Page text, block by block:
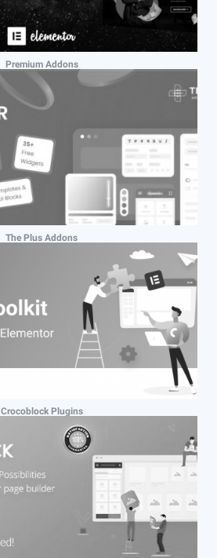
Premium Addons
The Plus Addons
Crocoblock Plugins